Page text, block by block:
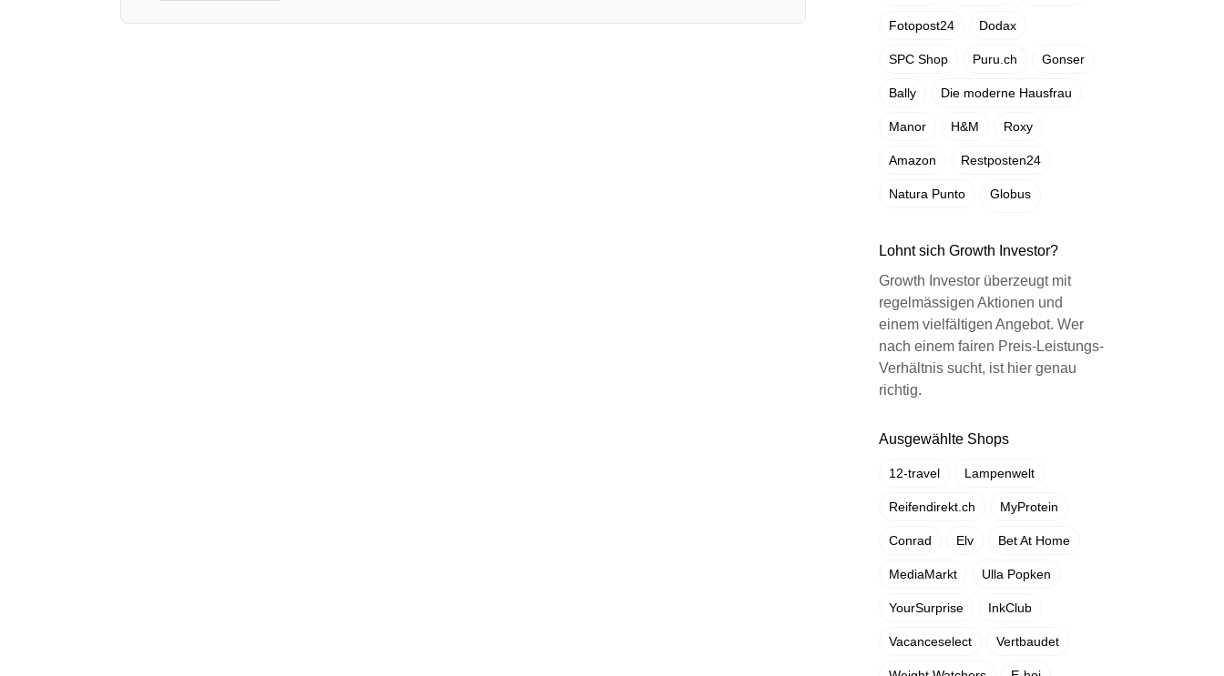
Fotopost24 Dodax
SPC Shop Puru.ch Gonser
Bally Die moderne Hausfrau
Manor H&M Roxy
Amazon Restposten24
Natura Punto Globus
Lohnt sich Growth Investor?
Growth Investor überzeugt mit
regelmässigen Aktionen und
einem vielfältigen Angebot. Wer
nach einem fairen Preis-Leistungs-
Verhältnis sucht, ist hier genau
richtig.
Ausgewählte Shops
12-travel Lampenwelt
Reifendirekt.ch MyProtein
Conrad Elv Bet At Home
MediaMarkt Ulla Popken
YourSurprise InkClub
Vacanceselect Vertbaudet